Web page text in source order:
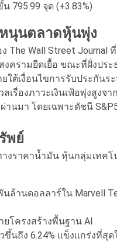
795.99 จุด (+3.83%)
นุนตลาดหุ้นพุ่ง
The Wall Street Journal
ครามยืดเยื้อ ขณะที่ฝั่งประ
ใต้เงื่อนไขการรับประกันร
เรื่องภาวะเงินเฟ้อพุ่งสูงจ
านมา โดยเฉพาะดัชนี
พย์
ราคาน้ำมัน หุ้นกลุ่มเทคโ
ล้านดอลลาร์ใน Marvell
ยโครงสร้างพื้นฐาน AI
นถึง 6.24% แข็งแกร่งที่สุด